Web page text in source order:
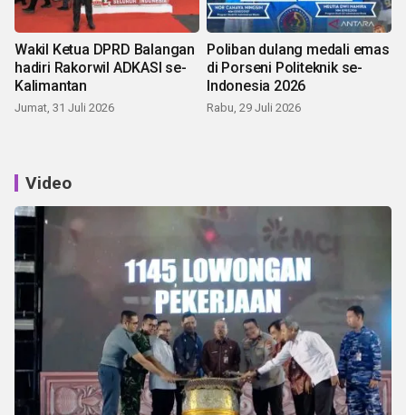
Wakil Ketua DPRD Balangan
hadiri Rakorwil ADKASI se-
Kalimantan
Jumat, 31 Juli 2026
Poliban dulang medali emas
di Porseni Politeknik se-
Indonesia 2026
Rabu, 29 Juli 2026
Video